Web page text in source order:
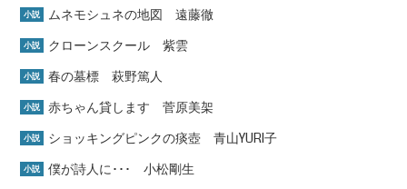
小説 ムネモシュネの地図 遠藤徹
小説 クローンスクール 紫雲
小説 春の墓標 萩野篤人
小説 赤ちゃん貸します 菅原美架
小説 ショッキングピンクの痰壺 青山YURI子
小説 僕が詩人に･･･ 小松剛生